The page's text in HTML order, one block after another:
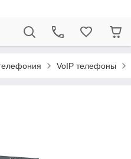
VoIP телефоны